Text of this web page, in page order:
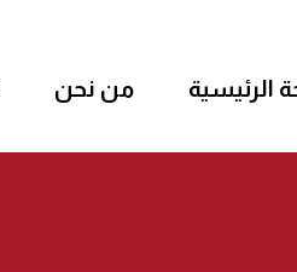
الرئيسية من نحن